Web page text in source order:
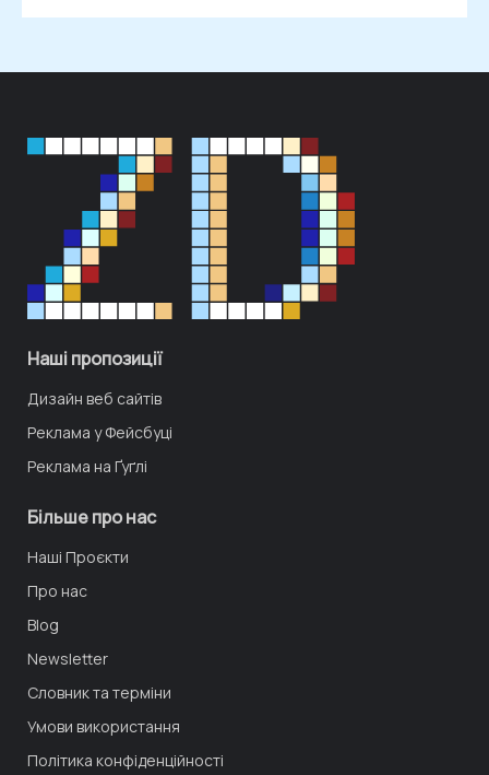
Наші пропозиції
Дизайн веб сайтів
Реклама у Фейсбуці
Реклама на Ґуґлі
Більше про нас
Наші Проєкти
Про нас
Blog
Newsletter
Словник та терміни
Умови використання
Політика конфіденційності